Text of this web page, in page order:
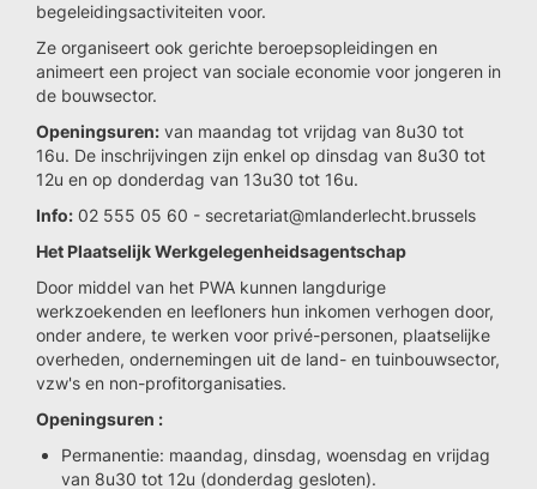
begeleidingsactiviteiten voor.
Ze organiseert ook gerichte beroepsopleidingen en
animeert een project van sociale economie voor jongeren in
de bouwsector.
Openingsuren: van maandag tot vrijdag van 8u30 tot
16u. De inschrijvingen zijn enkel op dinsdag van 8u30 tot
12u en op donderdag van 13u30 tot 16u.
Info: 02 555 05 60 - secretariat@mlanderlecht.brussels
Het Plaatselijk Werkgelegenheidsagentschap
Door middel van het PWA kunnen langdurige
werkzoekenden en leefloners hun inkomen verhogen door,
onder andere, te werken voor privé-personen, plaatselijke
overheden, ondernemingen uit de land- en tuinbouwsector,
vzw's en non-profitorganisaties.
Openingsuren :
Permanentie: maandag, dinsdag, woensdag en vrijdag
van 8u30 tot 12u (donderdag gesloten).